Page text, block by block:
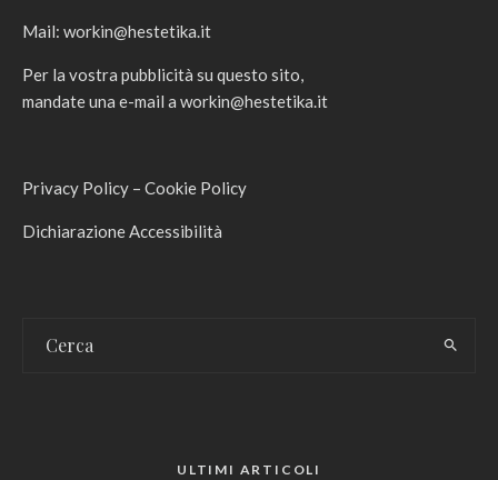
Mail: workin@hestetika.it
Per la vostra pubblicità su questo sito,
mandate una e-mail a workin@hestetika.it
Privacy Policy – Cookie Policy
Dichiarazione Accessibilità
ULTIMI ARTICOLI